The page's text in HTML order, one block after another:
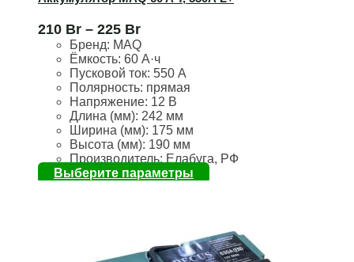
210 Br – 225 Br
Бренд: MAQ
Ёмкость: 60 А·ч
Пусковой ток: 550 А
Полярность: прямая
Напряжение: 12 В
Длина (мм): 242 мм
Ширина (мм): 175 мм
Высота (мм): 190 мм
Производитель: Елабуга, РФ
Выберите параметры